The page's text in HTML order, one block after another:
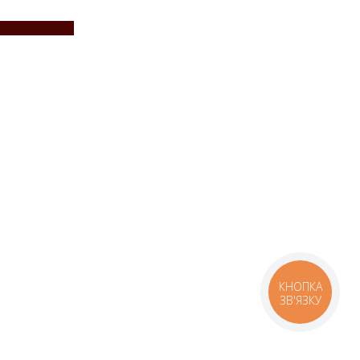
КНОПКА
ЗВ'ЯЗКУ